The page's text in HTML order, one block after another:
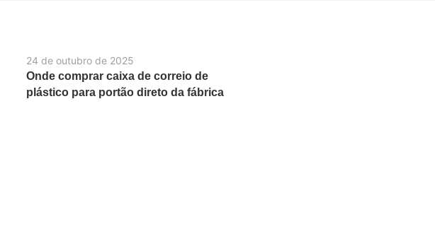
24 de outubro de 2025
Onde comprar caixa de correio de
plástico para portão direto da fábrica